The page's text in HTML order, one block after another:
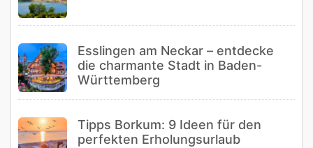
Esslingen am Neckar – entdecke
die charmante Stadt in Baden-
Württemberg
Tipps Borkum: 9 Ideen für den
perfekten Erholungsurlaub